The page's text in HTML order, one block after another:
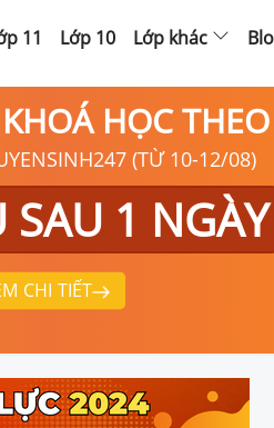
11 Lớp 10 Lớp khác
HỌC
(TỪ 10-12/08)
1 NGÀY
CHI TIẾT